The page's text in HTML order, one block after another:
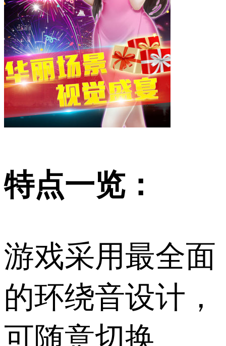
特点一览：
游戏采用最全面
的环绕音设计，
可随意切换